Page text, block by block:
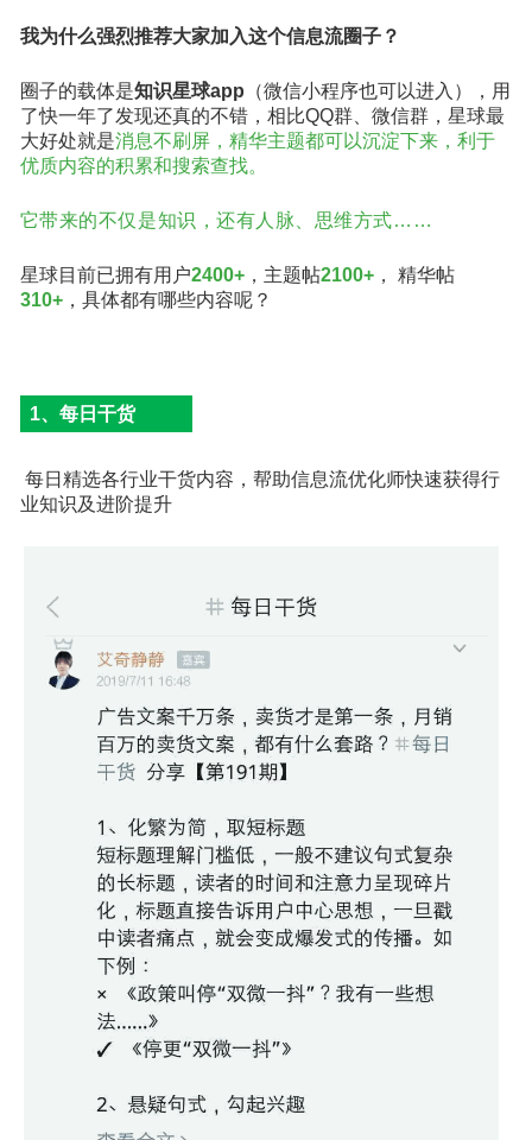
我为什么强烈推荐大家加入这个信息流圈子？
圈子的载体是知识星球app （微信小程序也可以进入） ， 用
了快一年了发现还真的不错，相比QQ群、微信群，星球最
大好处就是消息不刷屏，精华主题都可以沉淀下来，利于
优质内容的积累和搜索查找。
它带来的不仅是知识，还有人脉、思维方式……
星球目前已拥有用户2400+，主题帖2100+， 精华帖
310+，具体都有哪些内容呢？
1、 每日干货
每日精选各行业干货内容，帮助信息流优化师快速获得行
业知识及进阶提升